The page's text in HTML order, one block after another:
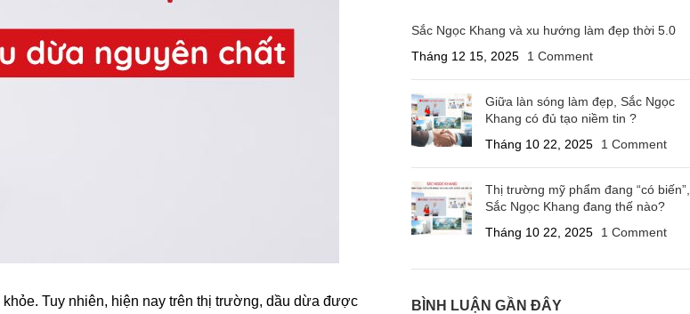
Tuy nhiên, hiện nay trên thị trường, dầu dừa được
Sắc Ngọc Khang và xu hướng làm đẹp thời 5.0
Tháng 12 15, 2025
1 Comment
Giữa làn sóng làm đẹp, Sắc Ngọc
Khang có đủ tạo niềm tin ?
Tháng 10 22, 2025
1 Comment
Thị trường mỹ phẩm đang “có biến”,
Sắc Ngọc Khang đang thế nào?
Tháng 10 22, 2025
1 Comment
BÌNH LUẬN GẦN ĐÂY